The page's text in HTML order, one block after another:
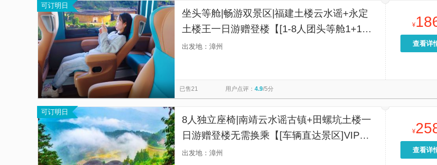
可订明日
坐头等舱|畅游双景区|福建土楼云水谣+永定
土楼王一日游赠登楼【[1-8人团头等舱1+1独
立座椅含餐、33人团2+1豪华头等舱耳麦讲解
出发地：漳州
¥
查看详
已售21 用户点评： 4.9/5分
可订明日
8人独立座椅|南靖云水谣古镇+田螺坑土楼一
日游赠登楼无需换乘【[车辆直达景区]VIP通
道，车可直接进入景区，无需换乘景交大巴
出发地：漳州
¥
查看详